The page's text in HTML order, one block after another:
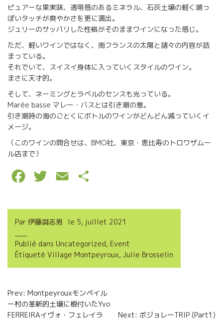
ピュアーな果実味、透明感のあるミネラル、石灰土壌の軽く潮っ
ぽいタッチが爽やかさを更に演出。
ジュリーのサッパリした性格がそのままワインになった感じ。
ただ、軽いワインではなく、南フランスの太陽と諸々の内容が詰
まっている。
それでいて、スイスイ身体に入っていくスタイルのワイン。
まさに天才的。
そして、ネーミングとラベルのセンスも光っている。
Marée basse マレー・バスとは引き潮の意。
引き潮時の海のごとくにボトルのワインがどんどん減っていくイ
メージ。
（このワインの問合せは、BMO社、東京・恵比寿のトロワザムー
ル店まで）
c
b
o
k
i
t
e
a
l
r
a
g
r
Par 伊藤與志男 le 5, juillet 2021
Publié dans Uncategorized, Event
Étiqueté Village Montpeyroux, Julie Brosselin
Navigation
de
Prev: Montpeyrouxモンペイル
ー村の革新的土壌に根付いたYvo
FERREIRAイヴォ・フェレイラ
Next: ボジョレーTRIP (Part1)